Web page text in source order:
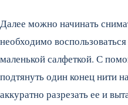
Далее можно начинать
необходимо
маленькой салфеткой. С
подтянуть один конец нити
аккуратно разрезать ее и